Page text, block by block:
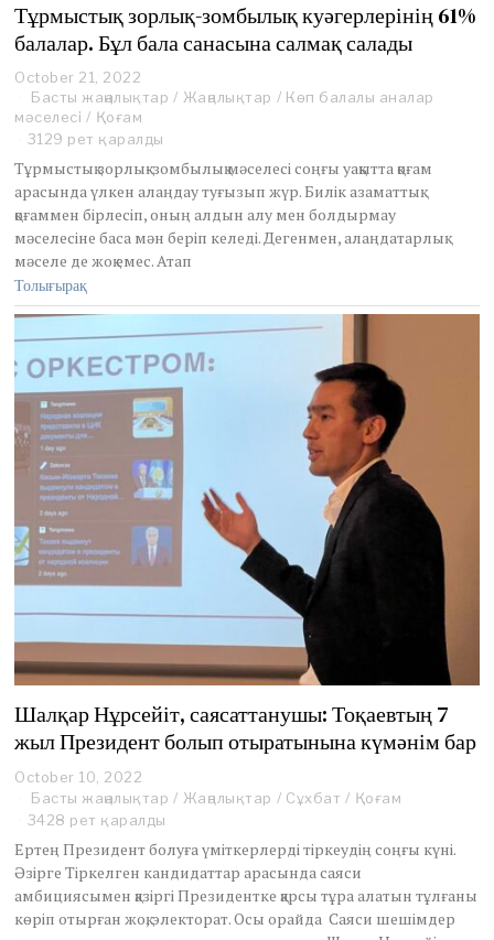
Тұрмыстық зорлық-зомбылық куәгерлерінің 61%
балалар. Бұл бала санасына салмақ салады
October 21, 2022
o
e
b
e
r
7
,
2
2
Басты жаңалықтар / Жаңалықтар / Көп балалы аналар
мәселесі / Қоғам
3129 рет қаралды
Тұрмыстық зорлық-зомбылық мәселесі соңғы уақытта қоғам
арасында үлкен алаңдау туғызып жүр. Билік азаматтық
қоғаммен бірлесіп, оның алдын алу мен болдырмау
мәселесіне баса мән беріп келеді. Дегенмен, алаңдатарлық
мәселе де жоқ емес. Атап
Толығырақ
Шалқар Нұрсейіт, саясаттанушы: Тоқаевтың 7
жыл Президент болып отыратынына күмәнім бар
October 10, 2022
c
t
b
e
r
1
Басты жаңалықтар / Жаңалықтар / Сұхбат / Қоғам
3428 рет қаралды
Ертең Президент болуға үміткерлерді тіркеудің соңғы күні.
Әзірге Тіркелген кандидаттар арасында саяси
амбициясымен қазіргі Президентке қарсы тұра алатын тұлғаны
көріп отырған жоқ, электорат. Осы орайда Саяси шешімдер